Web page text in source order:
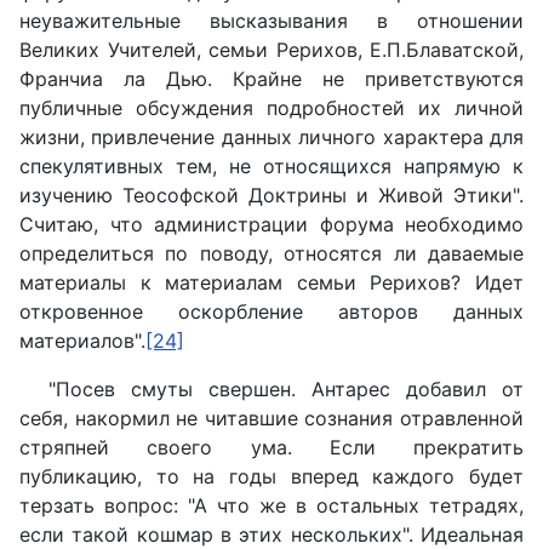
неуважительные высказывания в отношении
Великих Учителей, семьи Рерихов, Е.П.Блаватской,
Франчиа ла Дью. Крайне не приветствуются
публичные обсуждения подробностей их личной
жизни, привлечение данных личного характера для
спекулятивных тем, не относящихся напрямую к
изучению Теософской Доктрины и Живой Этики".
Считаю, что администрации форума необходимо
определиться по поводу, относятся ли даваемые
материалы к материалам семьи Рерихов? Идет
откровенное оскорбление авторов данных
материалов". [24]
"Посев смуты свершен. Антарес добавил от
себя, накормил не читавшие сознания отравленной
стряпней своего ума. Если прекратить
публикацию, то на годы вперед каждого будет
терзать вопрос: "А что же в остальных тетрадях,
если такой кошмар в этих нескольких". Идеальная